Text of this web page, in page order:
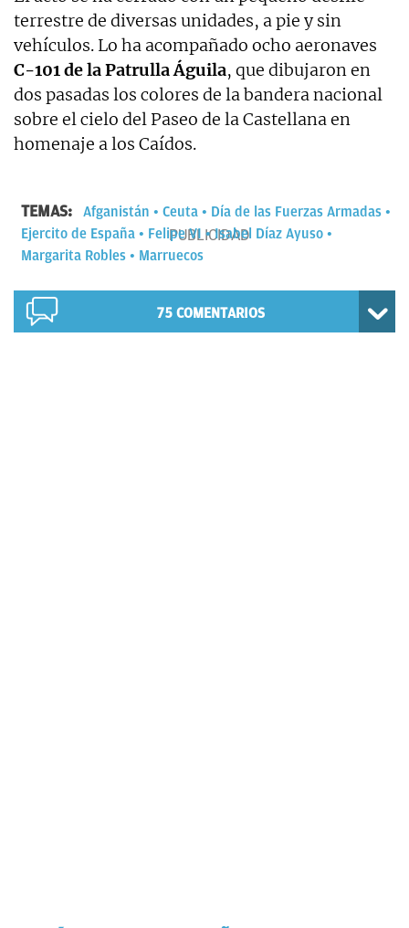
terrestre de diversas unidades, a pie y sin
vehículos. Lo ha acompañado ocho aeronaves
C-101 de la Patrulla Águila, que dibujaron en
dos pasadas los colores de la bandera nacional
sobre el cielo del Paseo de la Castellana en
homenaje a los Caídos.
TEMAS: Afganistán Ceuta
Día de las Fuerzas Armadas
Ejercito de España
Felipe VI
Isabel Díaz Ayuso
Margarita Robles
Marruecos
75 COMENTARIOS